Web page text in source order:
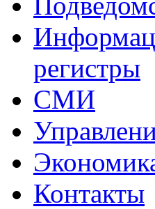
регистры
СМИ
Контакты